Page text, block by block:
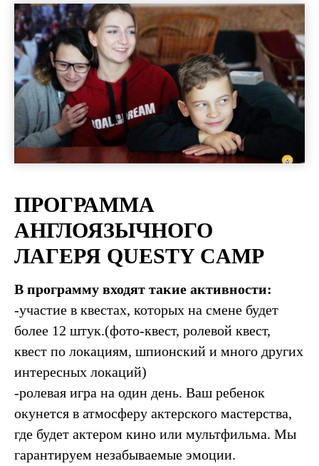
ПРОГРАММА
АНГЛОЯЗЫЧНОГО
ЛАГЕРЯ QUESTY CAMP
В программу входят такие активности:
-участие в квестах, которых на смене будет
более 12 штук.(фото-квест, ролевой квест,
квест по локациям, шпионский и много других
интересных локаций)
-ролевая игра на один день. Ваш ребенок
окунется в атмосферу актерского мастерства,
где будет актером кино или мультфильма. Мы
гарантируем незабываемые эмоции.